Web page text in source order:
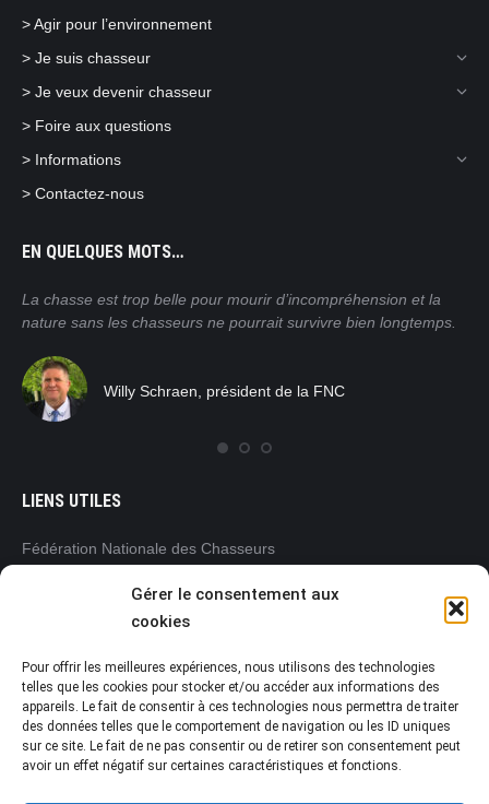
Gérer le consentement aux
cookies
Pour offrir les meilleures expériences, nous utilisons des technologies
telles que les cookies pour stocker et/ou accéder aux informations des
appareils. Le fait de consentir à ces technologies nous permettra de traiter
des données telles que le comportement de navigation ou les ID uniques
sur ce site. Le fait de ne pas consentir ou de retirer son consentement peut
avoir un effet négatif sur certaines caractéristiques et fonctions.
> Agir pour l’environnement
> Je suis chasseur
> Je veux devenir chasseur
> Foire aux questions
> Informations
> Contactez-nous
EN QUELQUES MOTS…
La chasse est trop belle pour mourir d’incompréhension et la
nature sans les chasseurs ne pourrait survivre bien longtemps.
Willy Schraen, président de la FNC
LIENS UTILES
Fédération Nationale des Chasseurs
Fédération Régionale des Chasseurs
Pays de la Loire
L’Office français de la biodiversité (OFB)
www.ofb.gouv.fr
Préfecture de la Vendée
www.vendee.gouv.fr